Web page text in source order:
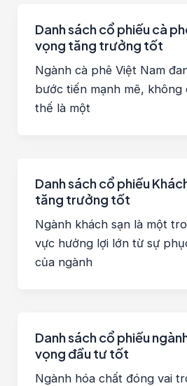
Danh sách cổ phiếu cà
vọng tăng trưởng tốt
Ngành cà phê Việt Nam
bước tiến mạnh mẽ, không
thế là một
Danh sách cổ phiếu
tăng trưởng tốt
Ngành khách sạn là một
vực hưởng lợi lớn từ sự
của ngành
Danh sách cổ phiếu
vọng đầu tư tốt
Ngành hóa chất đóng vai